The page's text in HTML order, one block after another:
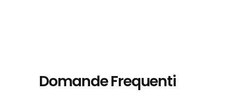
Domande Frequenti